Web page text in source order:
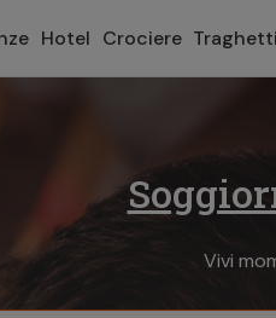
Hotel Crociere Traghetti
Vivi